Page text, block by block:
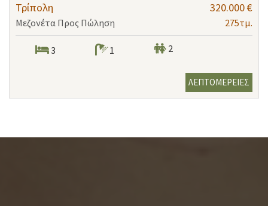
Τρίπολη 320.000 €
Μεζονέτα Προς Πώληση 275τμ.
3 1 2
ΛΕΠΤΟΜΕΡΕΙΕΣ